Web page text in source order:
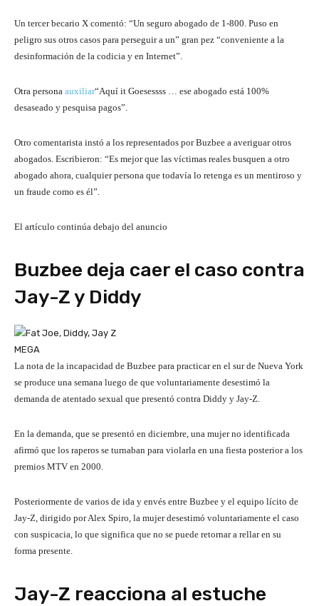
Un tercer becario X comentó: “Un seguro abogado de 1-800. Puso en
peligro sus otros casos para perseguir a un” gran pez “conveniente a la
desinformación de la codicia y en Internet”.
Otra persona auxiliar“Aquí it Goesessss … ese abogado está 100%
desaseado y pesquisa pagos”.
Otro comentarista instó a los representados por Buzbee a averiguar otros
abogados. Escribieron: “Es mejor que las víctimas reales busquen a otro
abogado ahora, cualquier persona que todavía lo retenga es un mentiroso y
un fraude como es él”.
El artículo continúa debajo del anuncio
Buzbee deja caer el caso contra
Jay-Z y Diddy
MEGA
La nota de la incapacidad de Buzbee para practicar en el sur de Nueva York
se produce una semana luego de que voluntariamente desestimó la
demanda de atentado sexual que presentó contra Diddy y Jay-Z.
En la demanda, que se presentó en diciembre, una mujer no identificada
afirmó que los raperos se turnaban para violarla en una fiesta posterior a los
premios MTV en 2000.
Posteriormente de varios de ida y envés entre Buzbee y el equipo lícito de
Jay-Z, dirigido por Alex Spiro, la mujer desestimó voluntariamente el caso
con suspicacia, lo que significa que no se puede retornar a rellar en su
forma presente.
Jay-Z reacciona al estuche